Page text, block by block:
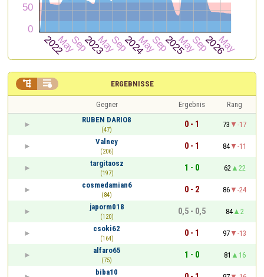
ERGEBNISSE
 
Gegner Ergebnis
Rang
RUBEN DARIO8
(47)
0 - 1 73
-17
Valney
(206)
0 - 1 84
-11
targitaosz
(197)
1 - 0 62
22
cosmedamian6
(84)
0 - 2 86
-24
japorm018
(120)
0,5 - 0,5 84
2
csoki62
(164)
0 - 1 97
-13
alfaro65
(75)
1 - 0 81
16
biba10